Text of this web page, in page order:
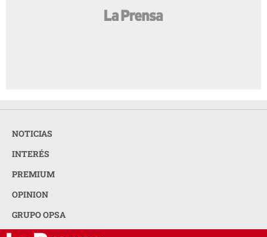
NOTICIAS
INTERÉS
PREMIUM
OPINION
GRUPO OPSA